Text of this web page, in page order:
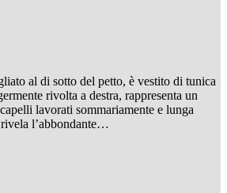
al di sotto del petto, è vestito di tunica
rivolta a destra, rappresenta un
lavorati sommariamente e lunga
l’abbondante…